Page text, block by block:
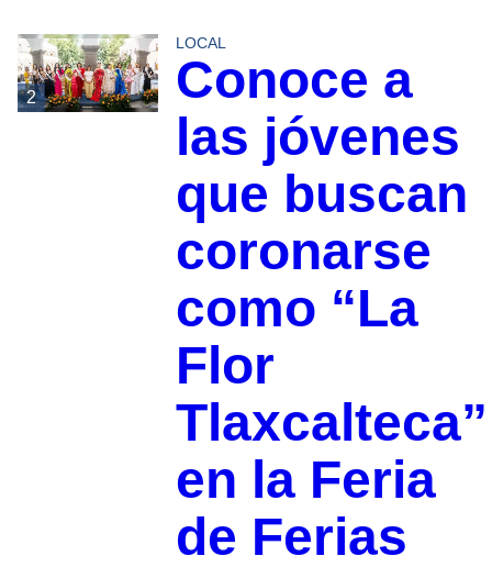
2
LOCAL
Conoce a
las jóvenes
que buscan
coronarse
como “La
Flor
Tlaxcalteca”
en la Feria
de Ferias